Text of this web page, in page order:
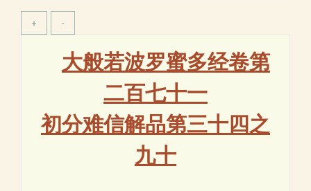
大般若波罗蜜多经卷第
二百七十一
初分难信解品第三十四之
九十